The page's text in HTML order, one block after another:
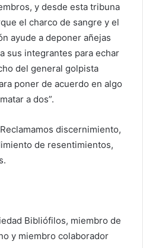
y desde esta tribuna
el charco de sangre y el
ayude a deponer añejas
sus integrantes para echar
del general golpista
poner de acuerdo en algo
a dos”.
discernimiento,
de resentimientos,
Bibliófilos, miembro de
y miembro colaborador